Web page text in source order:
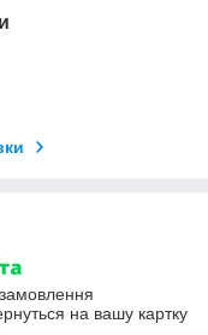
на вашу картку